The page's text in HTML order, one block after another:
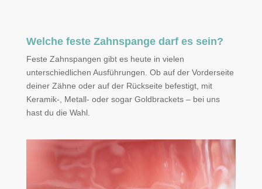
Welche feste Zahnspange darf es sein?
Feste Zahnspangen gibt es heute in vielen
unterschiedlichen Ausführungen. Ob auf der Vorderseite
deiner Zähne oder auf der Rückseite befestigt, mit
Keramik-, Metall- oder sogar Goldbrackets – bei uns
hast du die Wahl.